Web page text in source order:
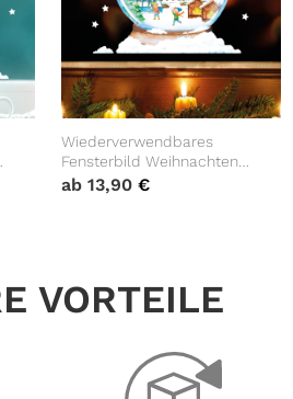
Wiederverwendbares
Fensterbild Weihnachten
Winter Schneekugel Rostocker
ab 13,90 €
VORTEILE